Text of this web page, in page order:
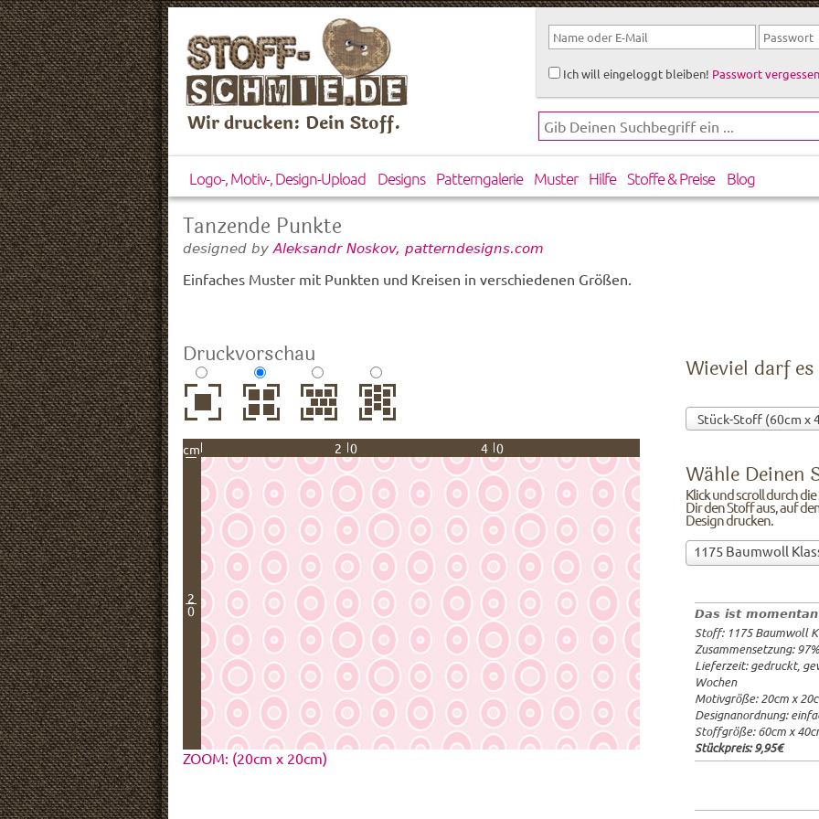
Wir drucken: Dein Stoff.
Ich will eingeloggt bleiben! Passwort
Logo-, Motiv-, Design-Upload Designs Patterngalerie Muster Hilfe Stoffe & Preise Blog
Tanzende Punkte
designed by Aleksandr Noskov, patterndesigns.com
Einfaches Muster mit Punkten und Kreisen in verschiedenen Größen.
Das ist
Stoff: 1175 Baumwoll
Zusammensetzung:
Lieferzeit: gedruckt,
Wochen
Motivgröße: 20cm x
Designanordnung:
Stoffgröße: 60cm x
Stückpreis:9,95€
Druckvorschau
cm 20 40
2
0
ZOOM: (20cm x 20cm)
Wieviel darf es
Wähle Deinen
Klick und scroll durch
Dir den Stoff aus, auf
Design drucken.
1175 Baumwoll
Gewicht:
Lieferzeit:
20x20cm:
60x40cm:
ab 1m:
ab 10m:
ab 50m:
Wähle
Deinen
und
scroll
durch
die
Stoffübersicht
und
suche
Dir
den
Stoff
dem